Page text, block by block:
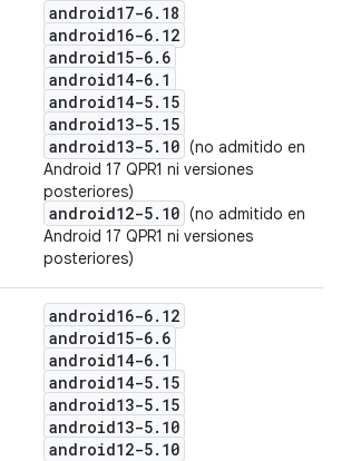
android17-6. 18
android16-6. 12
android15-6. 6
android14-6. 1
android14-5. 15
android13-5. 15
android13-5. 10 (no admitido en
Android 17 QPR1 ni versiones
posteriores)
android12-5. 10 (no admitido en
Android 17 QPR1 ni versiones
posteriores)
android16-6. 12
android15-6. 6
android14-6. 1
android14-5. 15
android13-5. 15
android13-5. 10
android12-5. 10